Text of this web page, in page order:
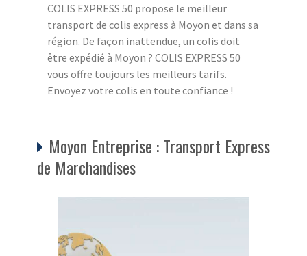
COLIS EXPRESS 50 propose le meilleur
transport de colis express à Moyon et dans sa
région. De façon inattendue, un colis doit
être expédié à Moyon ? COLIS EXPRESS 50
vous offre toujours les meilleurs tarifs.
Envoyez votre colis en toute confiance !
Moyon Entreprise : Transport Express
de Marchandises